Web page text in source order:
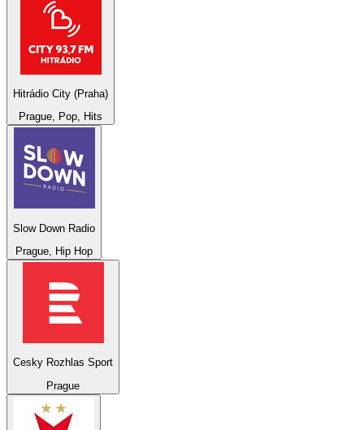
Hitrádio City (Praha)
Prague, Pop, Hits
Slow Down Radio
Prague, Hip Hop
Cesky Rozhlas Sport
Prague